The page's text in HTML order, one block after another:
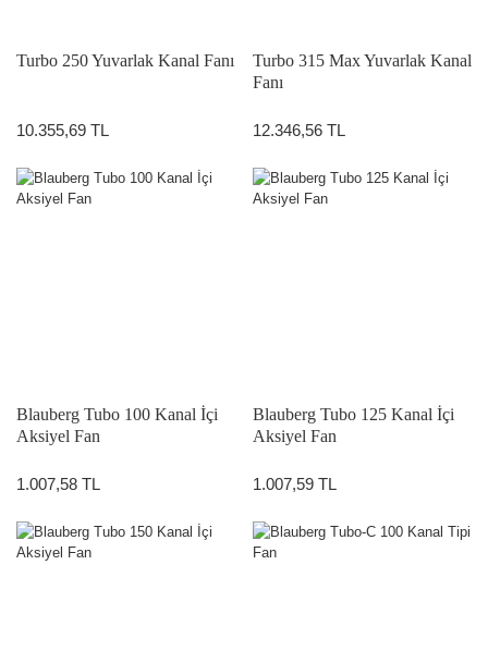
Turbo 250 Yuvarlak Kanal Fanı
10.355,69 TL
Turbo 315 Max Yuvarlak Kanal
Fanı
12.346,56 TL
Blauberg Tubo 100 Kanal İçi
Aksiyel Fan
1.007,58 TL
Blauberg Tubo 125 Kanal İçi
Aksiyel Fan
1.007,59 TL